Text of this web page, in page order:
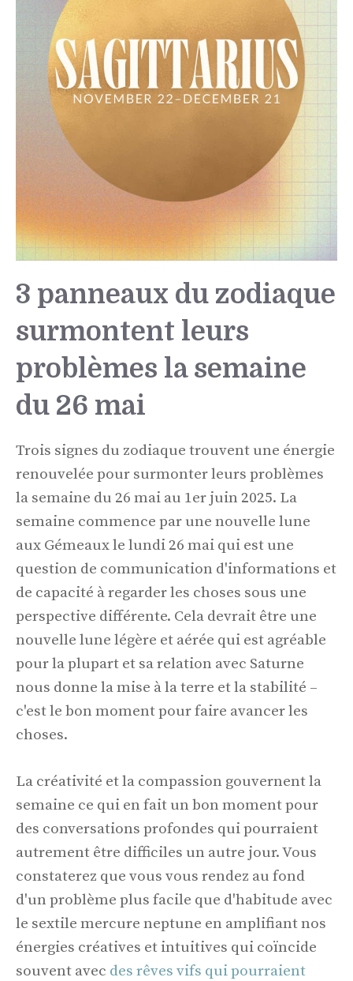
3 panneaux du zodiaque
surmontent leurs
problèmes la semaine
du 26 mai
Trois signes du zodiaque trouvent une énergie
renouvelée pour surmonter leurs problèmes
la semaine du 26 mai au 1er juin 2025. La
semaine commence par une nouvelle lune
aux Gémeaux le lundi 26 mai qui est une
question de communication d'informations et
de capacité à regarder les choses sous une
perspective différente. Cela devrait être une
nouvelle lune légère et aérée qui est agréable
pour la plupart et sa relation avec Saturne
nous donne la mise à la terre et la stabilité –
c'est le bon moment pour faire avancer les
choses.
La créativité et la compassion gouvernent la
semaine ce qui en fait un bon moment pour
des conversations profondes qui pourraient
autrement être difficiles un autre jour. Vous
constaterez que vous vous rendez au fond
d'un problème plus facile que d'habitude avec
le sextile mercure neptune en amplifiant nos
énergies créatives et intuitives qui coïncide
souvent avec des rêves vifs qui pourraient